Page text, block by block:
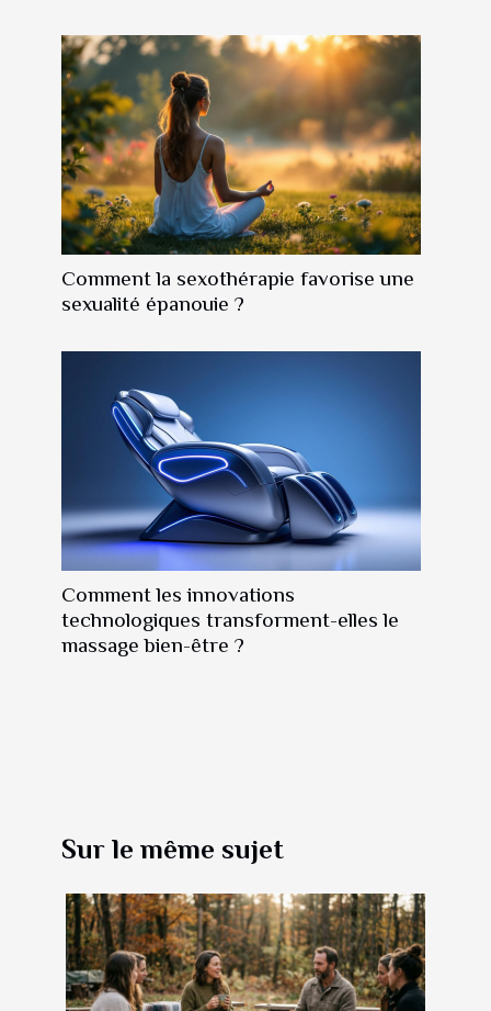
Comment la sexothérapie favorise une
sexualité épanouie ?
Comment les innovations
technologiques transforment-elles le
massage bien-être ?
Sur le même sujet